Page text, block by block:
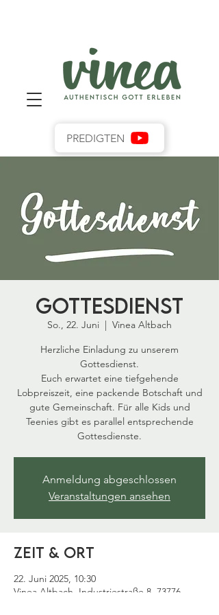
PREDIGTEN
Gottesdienst
So., 22. Juni
  |
Vinea Altbach
Herzliche Einladung zu unserem
Gottesdienst.
Euch erwartet eine tiefgehende
Lobpreiszeit, eine packende Botschaft und
gute Gemeinschaft. Für alle Kids und
Teenies gibt es parallel entsprechende
Gottesdienste.
Anmeldung abgeschlossen
Veranstaltungen ansehen
Zeit & Ort
22. Juni 2025, 10:30
Vinea Altbach, Industriestraße 8, 73776